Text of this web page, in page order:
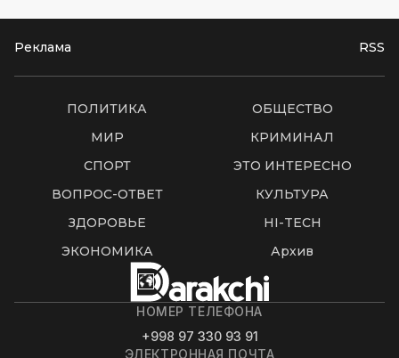
Реклама RSS
ПОЛИТИКА
ОБЩЕСТВО
МИР
КРИМИНАЛ
СПОРТ
ЭТО ИНТЕРЕСНО
ВОПРОС-ОТВЕТ
КУЛЬТУРА
ЗДОРОВЬЕ
HI-TECH
ЭКОНОМИКА
Архив
НОМЕР ТЕЛЕФОНА
+998 97 330 93 91
ЭЛЕКТРОННАЯ ПОЧТА